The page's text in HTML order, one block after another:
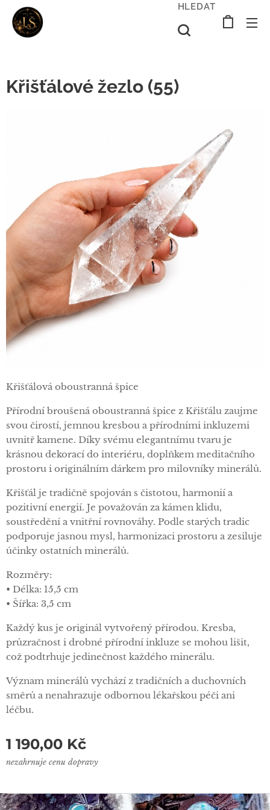
HLEDAT
Křišťálové žezlo (55)
Křišťálová oboustranná špice
Přírodní broušená oboustranná špice z Křišťálu zaujme
svou čirostí, jemnou kresbou a přírodními inkluzemi
uvnitř kamene. Díky svému elegantnímu tvaru je
krásnou dekorací do interiéru, doplňkem meditačního
prostoru i originálním dárkem pro milovníky minerálů.
Křišťál je tradičně spojován s čistotou, harmonií a
pozitivní energií. Je považován za kámen klidu,
soustředění a vnitřní rovnováhy. Podle starých tradic
podporuje jasnou mysl, harmonizaci prostoru a zesiluje
účinky ostatních minerálů.
Rozměry:
• Délka: 15,5 cm
• Šířka: 3,5 cm
Každý kus je originál vytvořený přírodou. Kresba,
průzračnost i drobné přírodní inkluze se mohou lišit,
což podtrhuje jedinečnost každého minerálu.
Význam minerálů vychází z tradičních a duchovních
směrů a nenahrazuje odbornou lékařskou péči ani
léčbu.
1 190,00 Kč
nezahrnuje cenu dopravy